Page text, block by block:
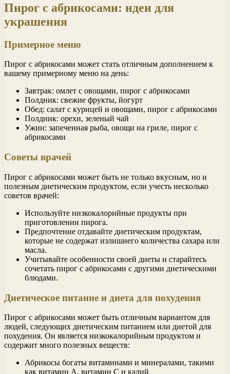
Пирог с абрикосами: идеи для
украшения
Примерное меню
Пирог с абрикосами может стать отличным дополнением к
вашему примерному меню на день:
Завтрак: омлет с овощами, пирог с абрикосами
Полдник: свежие фрукты, йогурт
Обед: салат с курицей и овощами, пирог с абрикосами
Полдник: орехи, зеленый чай
Ужин: запеченная рыба, овощи на гриле, пирог с
абрикосами
Советы врачей
Пирог с абрикосами может быть не только вкусным, но и
полезным диетическим продуктом, если учесть несколько
советов врачей:
Используйте низкокалорийные продукты при
приготовлении пирога.
Предпочтение отдавайте диетическим продуктам,
которые не содержат излишнего количества сахара или
масла.
Учитывайте особенности своей диеты и старайтесь
сочетать пирог с абрикосами с другими диетическими
блюдами.
Диетическое питание и диета для похудения
Пирог с абрикосами может быть отличным вариантом для
людей, следующих диетическим питанием или диетой для
похудения. Он является низкокалорийным продуктом и
содержит много полезных веществ:
Абрикосы богаты витаминами и минералами, такими
как витамин А, витамин С и калий.